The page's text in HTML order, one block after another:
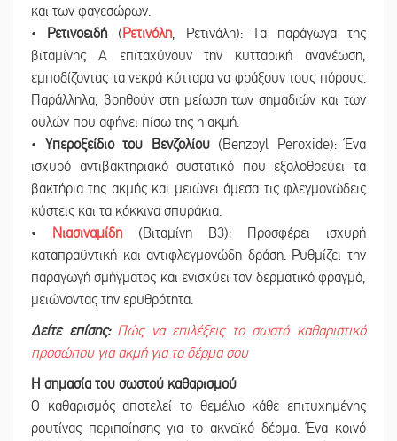
και των φαγεσώρων.
• Ρετινοειδή(Ρετινόλη, Ρετινάλη): Τα παράγωγα της
βιταμίνης Α επιταχύνουν την κυτταρική ανανέωση,
εμποδίζοντας τα νεκρά κύτταρα να φράξουν τους πόρους.
Παράλληλα, βοηθούν στη μείωση των σημαδιών και των
ουλών που αφήνει πίσω της η ακμή.
• Υπεροξείδιο του Βενζολίου(Benzoyl Peroxide): Ένα
ισχυρό αντιβακτηριακό συστατικό που εξολοθρεύει τα
βακτήρια της ακμής και μειώνει άμεσα τις φλεγμονώδεις
κύστεις και τα κόκκινα σπυράκια.
• Νιασιναμίδη
(Βιταμίνη Β3): Προσφέρει ισχυρή
καταπραϋντική και αντιφλεγμονώδη δράση. Ρυθμίζει την
παραγωγή σμήγματος και ενισχύει τον δερματικό φραγμό,
μειώνοντας την ερυθρότητα.
Δείτε επίσης: Πώς να επιλέξεις το σωστό καθαριστικό
προσώπου για ακμή για το δέρμα σου
Η σημασία του σωστού καθαρισμού
Ο καθαρισμός αποτελεί το θεμέλιο κάθε επιτυχημένης
ρουτίνας περιποίησης για το ακνεϊκό δέρμα. Ένα κοινό